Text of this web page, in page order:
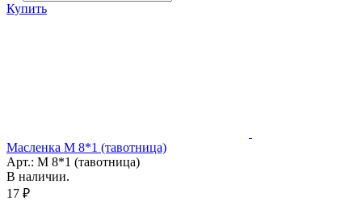
Купить
Масленка М 8*1 (тавотница)
Арт.: М 8*1 (тавотница)
В наличии.
17 ₽